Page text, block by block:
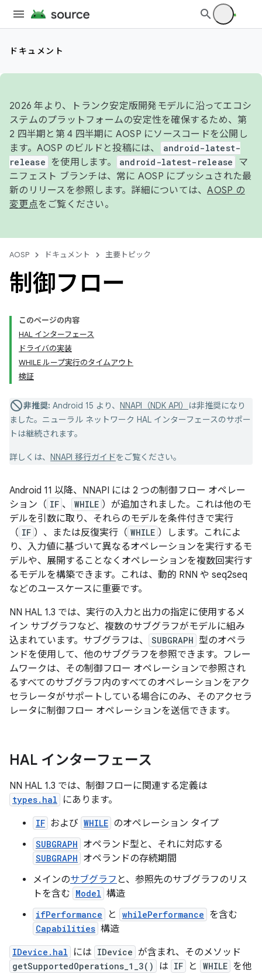
ドキュメント
2026 年より、トランク安定版開発モデルに沿ってエコシ
ステムのプラットフォームの安定性を確保するため、第
2 四半期と第 4 四半期に AOSP にソースコードを公開し
ます。AOSP のビルドと投稿には、
android-latest-
release
を使用します。 android-latest-release
マ
ニフェスト ブランチは、常に AOSP にプッシュされた最
新のリリースを参照します。詳細については、AOSP の
変更点をご覧ください。
AOSP ドキュメント 主要トピック
制御フロー
このページの内容
HAL インターフェース
ドライバの実装
WHILE ループ実行のタイムアウト
検証
非推奨: Android 15 より、 NNAPI（NDK API）
は非推奨になり
ました。ニューラル ネットワーク HAL インターフェースのサポー
トは継続されます。
詳しくは、 NNAPI 移行ガイドをご覧ください。
Android 11 以降、NNAPI には 2 つの制御フロー オペレー
ション（ IF 、 WHILE ）が追加されました。これは他のモ
デルを引数に取り、それらのモデルを条件付きで実行
（ IF ）、または反復実行（ WHILE ）します。これによ
り、入力値に基づいて異なるオペレーションを実行するモ
デルや、展開することなくオペレーションを複数回実行す
るモデルを構築できます。これは、動的 RNN や seq2seq
などのユースケースに重要です。
NN HAL 1.3 では、実行の入力と出力の指定に使用するメ
イン サブグラフなど、複数のサブグラフがモデルに組み
込まれています。サブグラフは、
SUBGRAPH 型のオペラ
ンドを使用して、他のサブグラフを参照できます。フレー
ムワークは、その制御フロー オペレーションで参照され
るすべてのサブグラフ内のすべてのオペレーションをアク
セラレータがサポートしている場合にのみ、そのアクセラ
レータに制御フロー オペレーションを送信できます。
HAL インターフェース
NN HAL 1.3 では、制御フローに関連する定義は
types.hal にあります。
IF および WHILE のオペレーション タイプ
SUBGRAPH オペランド型と、それに対応する
SUBGRAPH オペランドの存続期間
メインのサブグラフ と、参照先のサブグラフのリス
トを含む Model 構造
ifPerformance と whilePerformance を含む
Capabilities 構造
IDevice.hal には IDevice が含まれ、そのメソッド
getSupportedOperations_1_3() は IF と WHILE を他